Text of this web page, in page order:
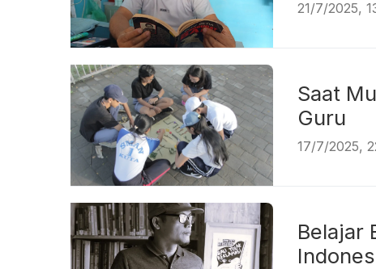
21/7/2025,
Saat
17/7/2025,
Belajar